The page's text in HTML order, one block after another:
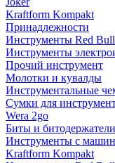
Kraftform Kompakt
Принадлежности
Инструменты Red
Инструменты
Прочий инструмент
Молотки и кувалды
Инструментальные
Сумки для
Wera 2go
Биты и битодержатели
Инструменты с
Kraftform Kompakt